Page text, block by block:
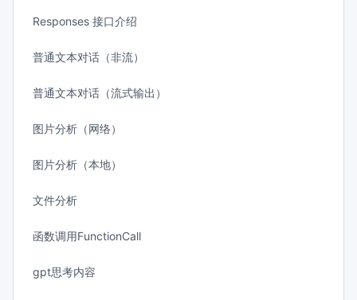
Responses 接口介绍
普通文本对话（非流）
普通文本对话（流式输出）
图片分析（网络）
图片分析（本地）
文件分析
函数调用FunctionCall
gpt思考内容